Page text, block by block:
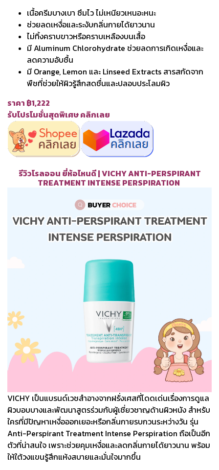
เนื้อครีมบางเบา ซึมไว ไม่เหนียวเหนอะหนะ
ช่วยลดเหงื่อและระงับกลิ่นกายได้ยาวนาน
ไม่ทิ้งคราบขาวหรือคราบเหลืองบนเสื้อ
มี Aluminum Chlorohydrate ช่วยลดการเกิดเหงื่อและ
ลดความอับชื้น
มี Orange, Lemon และ Linseed Extracts สารสกัดจาก
พืชที่ช่วยให้ผิวรู้สึกสดชื่นและปลอบประโลมผิว
ราคา ฿1,222
รับโปรโมชั่นสุดพิเศษ คลิกเลย
รีวิวโรลออน ยี่ห้อไหนดี | VICHY ANTI-PERSPIRANT
TREATMENT INTENSE PERSPIRATION
VICHY เป็นแบรนด์เวชสำอางจากฝรั่งเศสที่โดดเด่นเรื่องการดูแล
ผิวบอบบางและพัฒนาสูตรร่วมกับผู้เชี่ยวชาญด้านผิวหนัง สำหรับ
ใครที่มีปัญหาเหงื่อออกเยอะหรือกลิ่นกายรบกวนระหว่างวัน รุ่น
Anti-Perspirant Treatment Intense Perspiration ถือเป็นอีก
ตัวที่น่าสนใจ เพราะช่วยคุมเหงื่อและลดกลิ่นกายได้ยาวนาน พร้อม
ให้ใต้วงแขนรู้สึกแห้งสบายและมั่นใจมากขึ้น